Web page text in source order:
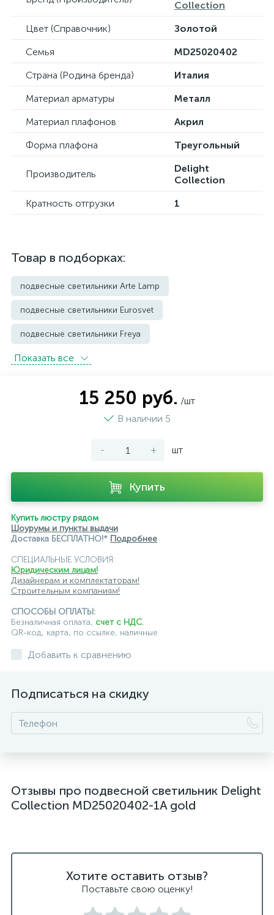
Collection
Цвет (Справочник)
Золотой
Семья
MD25020402
Страна (Родина бренда)
Италия
Материал арматуры
Металл
Материал плафонов
Акрил
Форма плафона
Треугольный
Производитель
Delight
Collection
Кратность отгрузки
1
Товар в подборках:
подвесные светильники Arte Lamp
подвесные светильники Eurosvet
подвесные светильники Freya
подвесные светильники Imperium Loft
подвесные светильники Lightstar
подвесные светильники Lumion
подвесные светильники Newport
подвесные светильники Odeon Light
подвесные светильники для кафе и ресторанов
подвесные светильники для лестниц
подвесные светильники над барной стойкой
подвесные светодиодные Kink Light
светильники над рабочей поверхностью
светильники подвесные белые
Показать всe
15 250 руб. /шт
В наличии 5
- + шт
Купить
Купить люстру рядом
Шоурумы и пункты выдачи
Доставка БЕСПЛАТНО!* Подробнее
СПЕЦИАЛЬНЫЕ УСЛОВИЯ:
Юридическим лицам!
Дизайнерам и комплектаторам!
Строительным компаниям!
СПОСОБЫ ОПЛАТЫ:
Безналичная оплата, счет с НДС,
QR-код, карта, по ссылке, наличные
Добавить к сравнению
Подписаться на скидку
Отзывы про подвесной светильник Delight
Collection MD25020402-1A gold
Хотите оставить отзыв?
Поставьте свою оценку!